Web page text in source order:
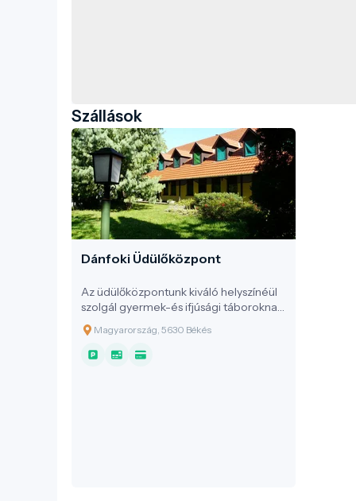
Szállások
Dánfoki Üdülőközpont
Az üdülőközpontunk kiváló helyszínéül
szolgál gyermek-és ifjúsági táboroknak,
osztálykirándulásoknak, sport-és
edzőtáboroknak, céges, baráti,
valamint családi összejöveteleknek,
Magyarország, 5630 Békés